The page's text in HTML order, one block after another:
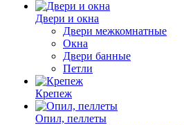
Двери и окна
Двери межкомнатные
Окна
Двери банные
Петли
Крепеж
Опил, пеллеты